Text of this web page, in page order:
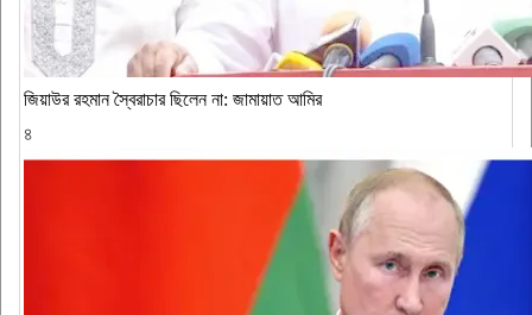
জিয়াউর রহমান স্বৈরাচার ছিলেন না: জামায়াত আমির
৪